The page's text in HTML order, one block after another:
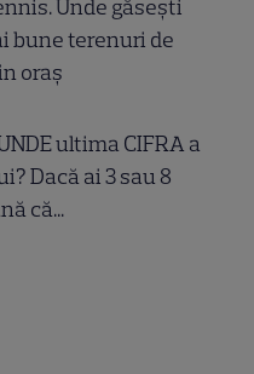
Unde găsești
bune terenuri de
oraș
ultima CIFRA a
Dacă ai 3 sau 8
că...